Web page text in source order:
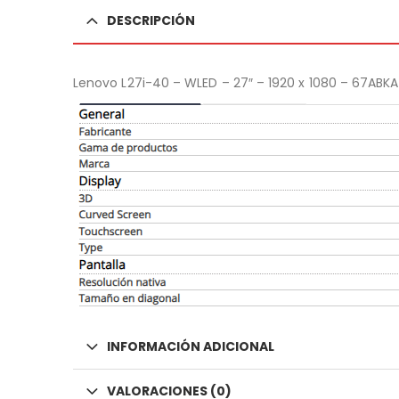
DESCRIPCIÓN
Lenovo L27i-40 – WLED – 27″ – 1920 x 1080 –
INFORMACIÓN ADICIONAL
VALORACIONES (0)